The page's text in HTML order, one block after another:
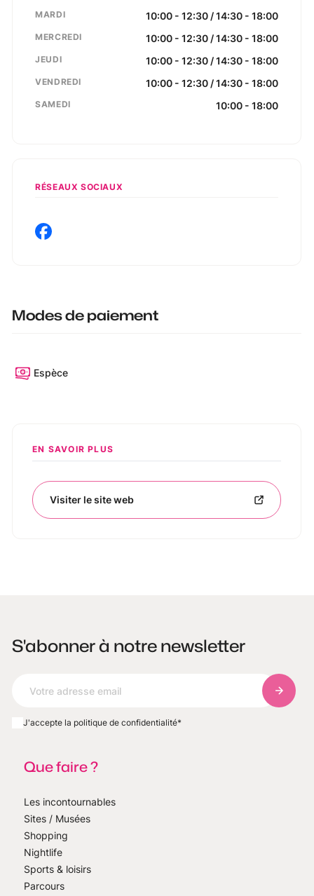
MARDI 10:00 - 12:30 / 14:30 - 18:00
MERCREDI 10:00 - 12:30 / 14:30 - 18:00
JEUDI 10:00 - 12:30 / 14:30 - 18:00
VENDREDI 10:00 - 12:30 / 14:30 - 18:00
SAMEDI 10:00 - 18:00
RÉSEAUX SOCIAUX
Modes de paiement
Espèce
EN SAVOIR PLUS
Visiter le site web
S'abonner à notre newsletter
J'accepte la politique de confidentialité*
Que faire ?
Les incontournables
Sites / Musées
Shopping
Nightlife
Sports & loisirs
Parcours